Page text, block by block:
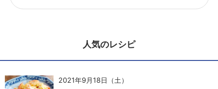
人気のレシピ
2021年9月18日（土）